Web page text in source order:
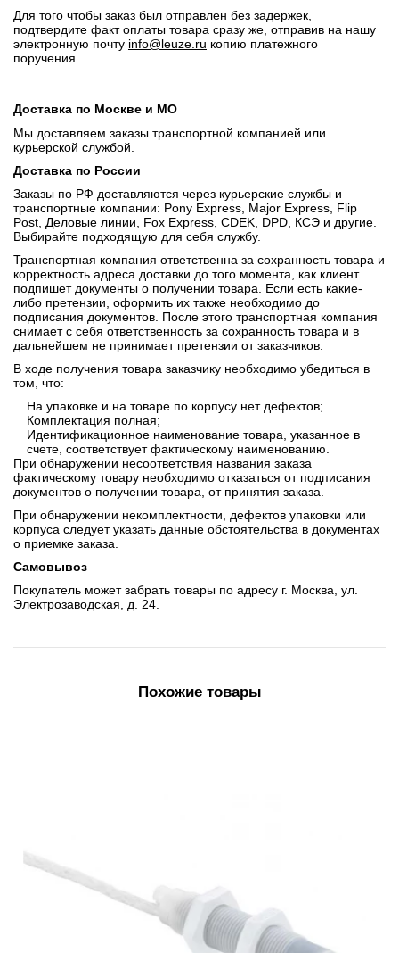
Для того чтобы заказ был отправлен без задержек,
подтвердите факт оплаты товара сразу же, отправив на нашу
электронную почту info@leuze.ru копию платежного
поручения.
Доставка по Москве и МО
Мы доставляем заказы транспортной компанией или
курьерской службой.
Доставка по России
Заказы по РФ доставляются через курьерские службы и
транспортные компании: Pony Express, Major Express, Flip
Post, Деловые линии, Fox Express, CDEK, DPD, КСЭ и другие.
Выбирайте подходящую для себя службу.
Транспортная компания ответственна за сохранность товара и
корректность адреса доставки до того момента, как клиент
подпишет документы о получении товара. Если есть какие-
либо претензии, оформить их также необходимо до
подписания документов. После этого транспортная компания
снимает с себя ответственность за сохранность товара и в
дальнейшем не принимает претензии от заказчиков.
В ходе получения товара заказчику необходимо убедиться в
том, что:
На упаковке и на товаре по корпусу нет дефектов;
Комплектация полная;
Идентификационное наименование товара, указанное в
счете, соответствует фактическому наименованию.
При обнаружении несоответствия названия заказа
фактическому товару необходимо отказаться от подписания
документов о получении товара, от принятия заказа.
При обнаружении некомплектности, дефектов упаковки или
корпуса следует указать данные обстоятельства в документах
о приемке заказа.
Самовывоз
Покупатель может забрать товары по адресу г. Москва, ул.
Электрозаводская, д. 24.
Похожие товары